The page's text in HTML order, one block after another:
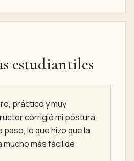
estudiantiles
práctico y muy
corrigió mi postura
lo que hizo que la
más fácil de